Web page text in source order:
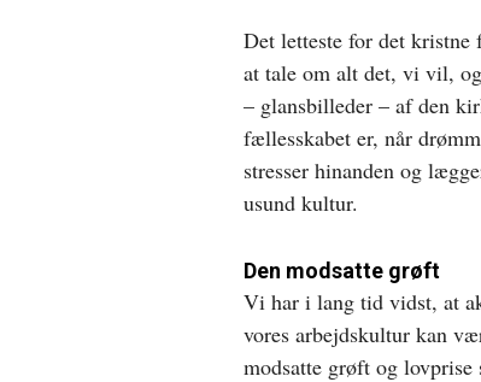
Det letteste for det
at tale om alt det, vi vil,
– glansbilleder – af den
fællesskabet er, når
stresser hinanden og
usund kultur.
Den modsatte grøft
Vi har i lang tid vidst, at
vores arbejdskultur kan
modsatte grøft og